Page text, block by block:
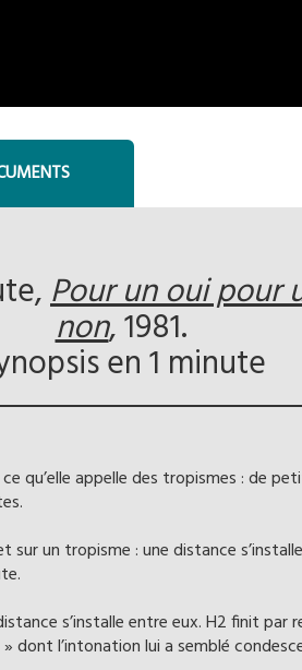
Pour un oui pour
non, 1981.
en 1 minute
qu’elle appelle des tropismes : de
un tropisme : une distance
s’installe entre eux. H2 finit par
dont l’intonation lui a semblé